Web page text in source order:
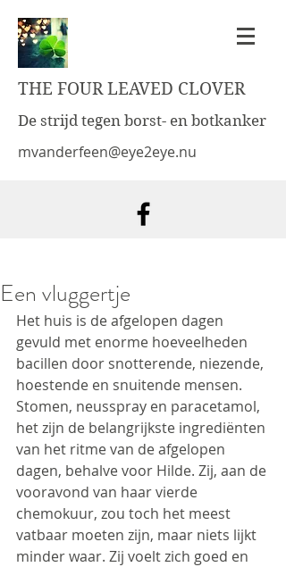
THE FOUR LEAVED CLOVER
De strijd tegen borst- en botkanker
mvanderfeen@eye2eye.nu
Een vluggertje
Het huis is de afgelopen dagen
gevuld met enorme hoeveelheden
bacillen door snotterende, niezende,
hoestende en snuitende mensen.
Stomen, neusspray en paracetamol,
het zijn de belangrijkste ingrediënten
van het ritme van de afgelopen
dagen, behalve voor Hilde. Zij, aan de
vooravond van haar vierde
chemokuur, zou toch het meest
vatbaar moeten zijn, maar niets lijkt
minder waar. Zij voelt zich goed en